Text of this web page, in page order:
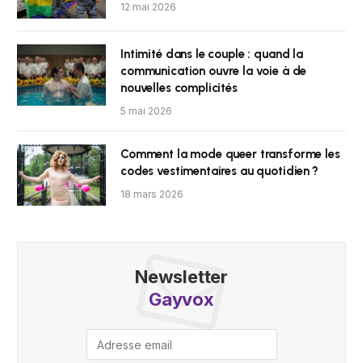
12 mai 2026
Intimité dans le couple : quand la
communication ouvre la voie à de
nouvelles complicités
5 mai 2026
Comment la mode queer transforme les
codes vestimentaires au quotidien ?
18 mars 2026
Newsletter
Gayvox